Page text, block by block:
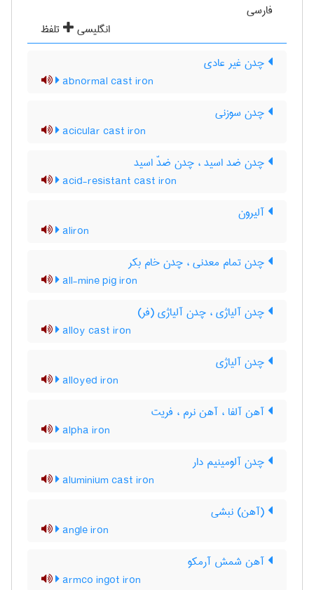
فارسی
انگلیسی
تلفظ
چدن غیر عادی
abnormal cast iron
چدن سوزنی
acicular cast iron
چدن ضد اسید ، چدن ضدّ اسید
acid-resistant cast iron
آلیرون
aliron
چدن تمام معدنی ، چدن خام بکر
all-mine pig iron
چدن آلیاژی ، چدن آلیاژی (فر)
alloy cast iron
چدن آلیاژی
alloyed iron
آهن آلفا ، آهن نرم ، فریت
alpha iron
چدن آلومینیم دار
aluminium cast iron
(آهن) نبشی
angle iron
آهن شمش آرمکو
armco ingot iron